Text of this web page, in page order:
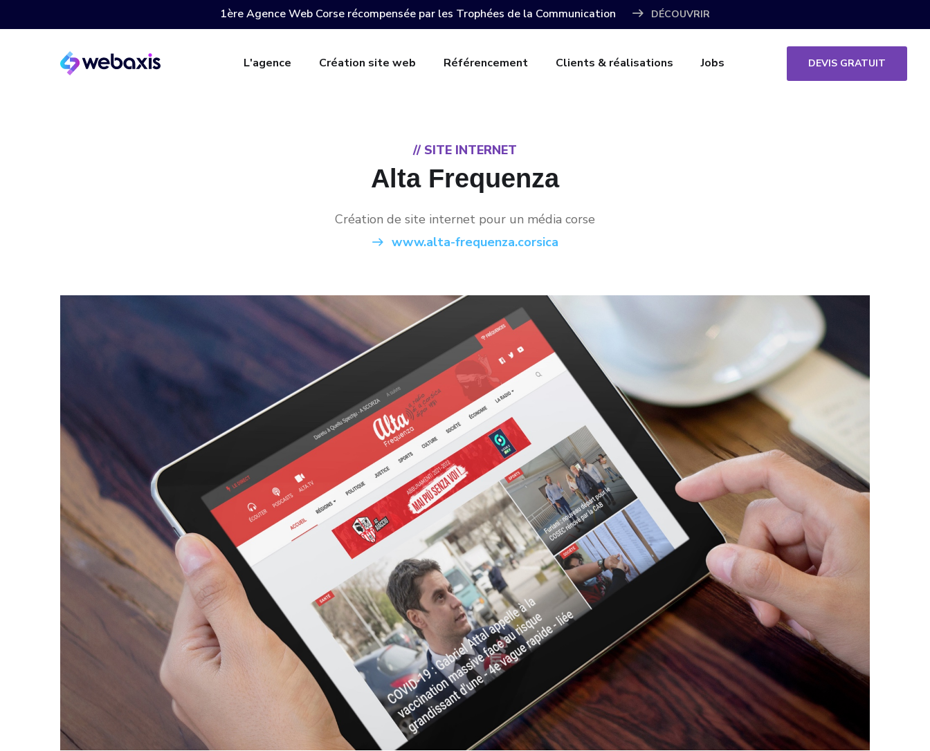
1ère Agence Web Corse récompensée par les Trophées de la Communication DÉCOUVRIR
L'agence Création site web Référencement Clients & réalisations Jobs DEVIS GRATUIT
// SITE INTERNET
Alta Frequenza
Création de site internet pour un média corse
www.alta-frequenza.corsica